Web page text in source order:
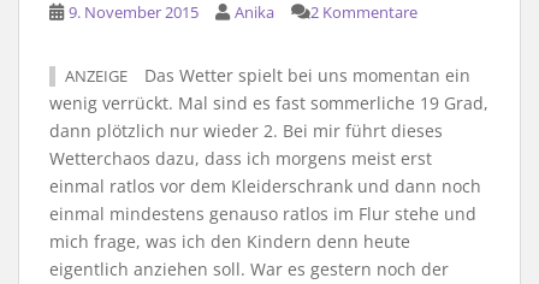
9. November 2015 Anika 2 Kommentare
ANZEIGE
Das Wetter spielt bei uns momentan ein
wenig verrückt. Mal sind es fast sommerliche 19 Grad,
dann plötzlich nur wieder 2. Bei mir führt dieses
Wetterchaos dazu, dass ich morgens meist erst
einmal ratlos vor dem Kleiderschrank und dann noch
einmal mindestens genauso ratlos im Flur stehe und
mich frage, was ich den Kindern denn heute
eigentlich anziehen soll. War es gestern noch der